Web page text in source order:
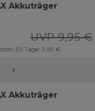
Akkuträger
UVP 9,95 €
30 Tage: 3,99 €
Akkuträger